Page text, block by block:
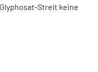
Streit keine